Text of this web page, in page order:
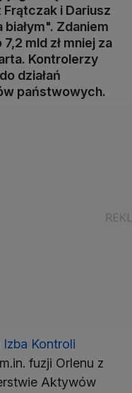
i Dariusz
Zdaniem
mld zł mniej za
Kontrolerzy
działań
państwowych.
Kontroli
fuzji Orlenu z
Aktywów